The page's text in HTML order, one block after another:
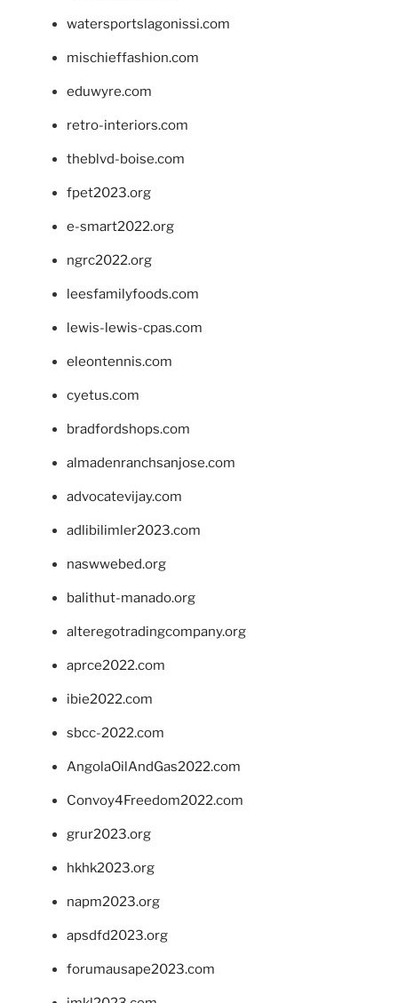
watersportslagonissi.com
mischieffashion.com
eduwyre.com
retro-interiors.com
theblvd-boise.com
fpet2023.org
e-smart2022.org
ngrc2022.org
leesfamilyfoods.com
lewis-lewis-cpas.com
eleontennis.com
cyetus.com
bradfordshops.com
almadenranchsanjose.com
advocatevijay.com
adlibilimler2023.com
naswwebed.org
balithut-manado.org
alteregotradingcompany.org
aprce2022.com
ibie2022.com
sbcc-2022.com
AngolaOilAndGas2022.com
Convoy4Freedom2022.com
grur2023.org
hkhk2023.org
napm2023.org
apsdfd2023.org
forumausape2023.com